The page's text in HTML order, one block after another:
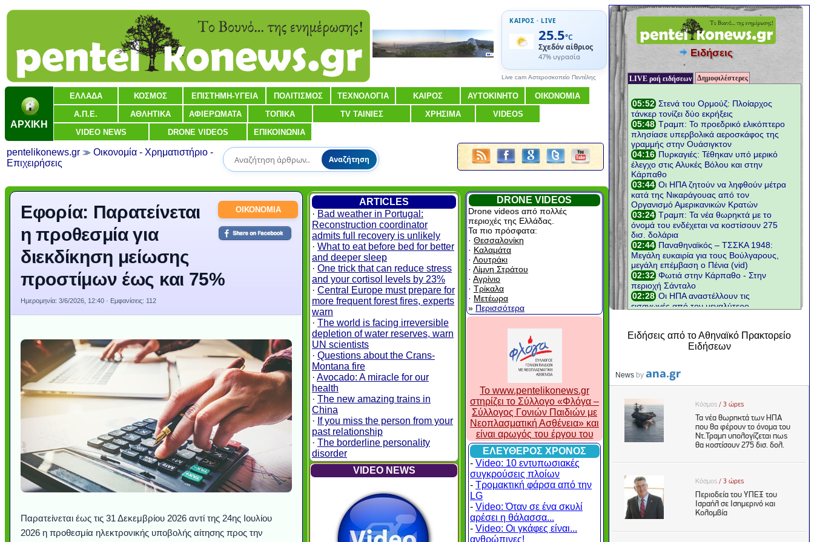
ΚΑΙΡΟΣ · LIVE
25.5°C
Σχεδόν αίθριος
47% υγρασία
Live cam Αστεροσκοπείο Πεντέλης
ΑΡΧΙΚΗ
ΕΛΛΑΔΑ ΚΟΣΜΟΣ ΕΠΙΣΤΗΜΗ-ΥΓΕΙΑ ΠΟΛΙΤΙΣΜΟΣ ΤΕΧΝΟΛΟΓΙΑ ΚΑΙΡΟΣ ΑΥΤΟΚΙΝΗΤΟ ΟΙΚΟΝΟΜΙΑ
Α.Π.Ε. ΑΘΛΗΤΙΚΑ ΑΦΙΕΡΩΜΑΤΑ ΤΟΠΙΚΑ TV ΤΑΙΝΙΕΣ ΧΡΗΣΙΜΑ VIDEOS
VIDEO NEWS DRONE VIDEOS ΕΠΙΚΟΙΝΩΝΙΑ
pentelikonews.gr
Οικονομία - Χρηματιστήριο -
Επιχειρήσεις
Αναζήτηση
ΟΙΚΟΝΟΜΙΑ
Εφορία: Παρατείνεται
η προθεσμία για
διεκδίκηση μείωσης
προστίμων έως και 75%
Ημερομηνία: 3/6/2026, 12:40 · Εμφανίσεις: 112
Παρατείνεται έως τις 31 Δεκεμβρίου 2026 αντί της 24ης Ιουλίου
2026 η προθεσμία ηλεκτρονικής υποβολής αίτησης προς την
ARTICLES
· Bad weather in Portugal:
Reconstruction coordinator
admits full recovery is unlikely
· What to eat before bed for better
and deeper sleep
· One trick that can reduce stress
and your cortisol levels by 23%
· Central Europe must prepare for
more frequent forest fires, experts
warn
· The world is facing irreversible
depletion of water reserves, warn
UN scientists
· Questions about the Crans-
Montana fire
· Avocado: A miracle for our
health
· The new amazing trains in
China
· If you miss the person from your
past relationship
· The borderline personality
disorder
VIDEO NEWS
DRONE VIDEOS
Drone videos από πολλές
περιοχές της Ελλάδας.
Τα πιο πρόσφατα:
· Θεσσαλονίκη
· Καλαμάτα
· Λουτράκι
· Λίμνη Στράτου
· Αγρίνιο
· Τρίκαλα
· Μετέωρα
» Περισσότερα
To www.pentelikonews.gr
στηρίζει το Σύλλογο «Φλόγα –
Σύλλογος Γονιών Παιδιών με
Νεοπλασματική Ασθένεια» και
είναι αρωγός του έργου του
ΕΛΕΥΘΕΡΟΣ ΧΡΟΝΟΣ
- Video: 10 εντυπωσιακές
συγκρούσεις πλοίων
- Τρομακτική φάρσα από την
LG
- Video: Όταν σε ένα σκυλί
αρέσει η θάλασσα...
- Video: Οι γκάφες είναι...
ανθρώπινες!
Ειδήσεις
LIVE ροή ειδήσεων Δημοφιλέστερες
Ειδήσεις από το Αθηναϊκό Πρακτορείο
Ειδήσεων